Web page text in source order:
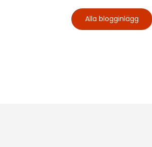
Alla blogginlägg